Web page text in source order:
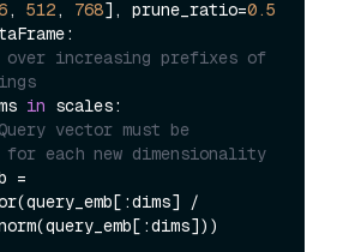
, 512, 768], prune_ratio=0.5
over increasing prefixes of
in scales:
vector must be
for each new dimensionality
/